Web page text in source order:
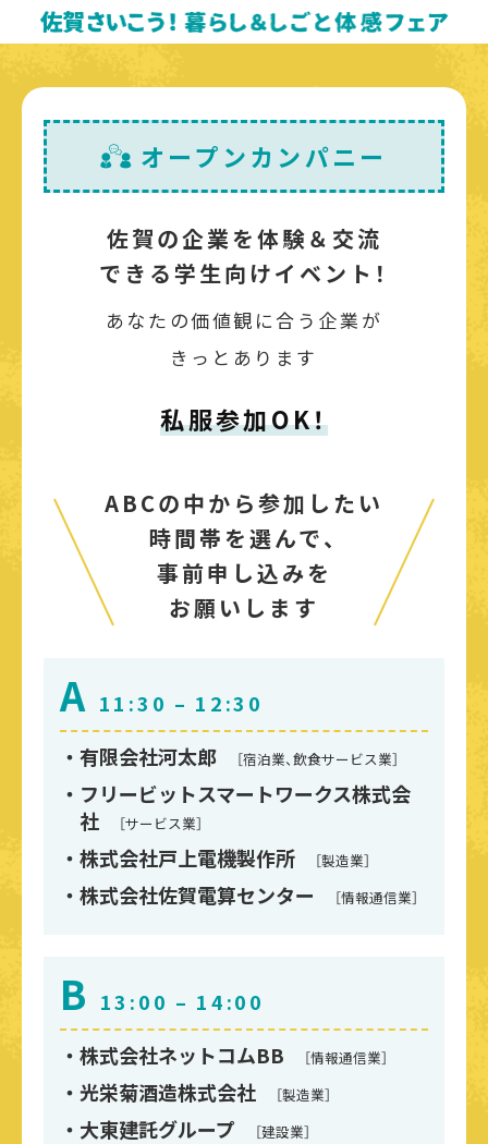
オープンカンパニー
佐賀の企業を体験＆交流
できる学生向けイベント！
あなたの価値観に合う企業が
きっとあります
私服参加OK！
ABCの中から参加したい
時間帯を選んで、
事前申し込みを
お願いします
A 11:30 – 12:30
有限会社河太郎
［宿泊業、飲食サービス業］
フリービットスマートワークス株式会
社
［サービス業］
株式会社戸上電機製作所 ［製造業］
株式会社佐賀電算センター ［情報通信業］
B 13:00 – 14:00
株式会社ネットコムBB
［情報通信業］
光栄菊酒造株式会社 ［製造業］
大東建託グループ ［建設業］